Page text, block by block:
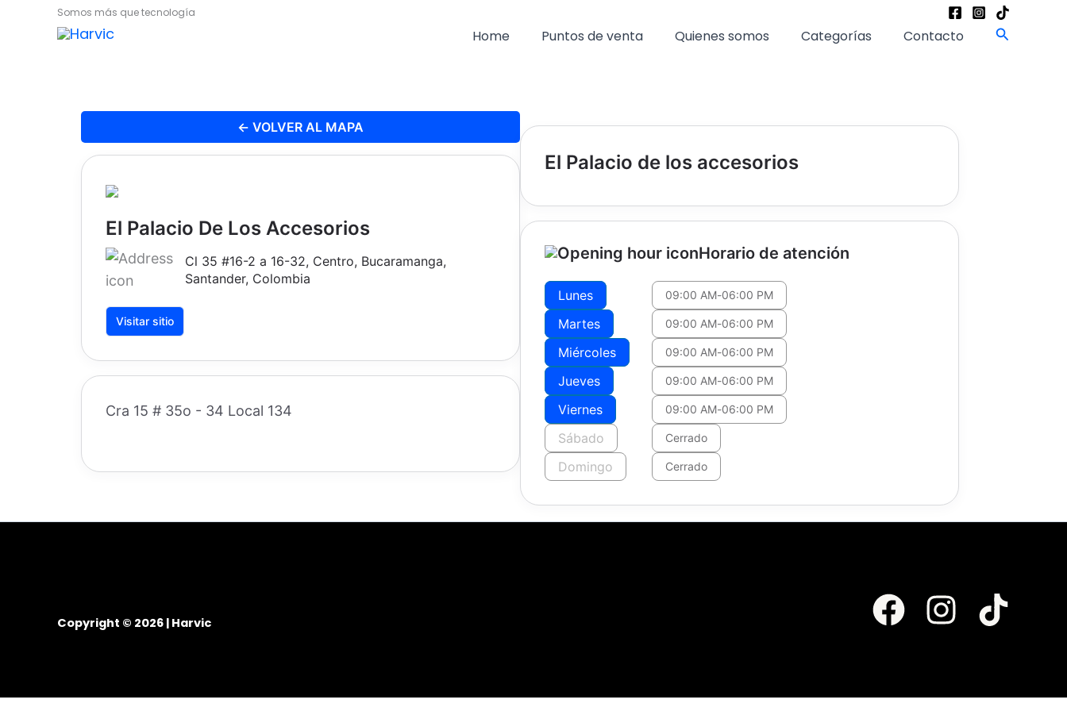
Somos más que tecnología
Home Puntos de venta Quienes somos Categorías Contacto Buscar
← VOLVER AL MAPA
El Palacio De Los Accesorios
Cl 35 #16-2 a 16-32, Centro, Bucaramanga,
Santander, Colombia
Visitar sitio
Cra 15 # 35o - 34 Local 134
El Palacio de los accesorios
Horario de atención
Lunes 09:00 AM-06:00 PM
Martes 09:00 AM-06:00 PM
Miércoles 09:00 AM-06:00 PM
Jueves 09:00 AM-06:00 PM
Viernes 09:00 AM-06:00 PM
Sábado Cerrado
Domingo Cerrado
Copyright © 2026 | Harvic